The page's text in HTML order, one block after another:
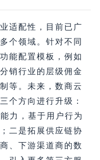
适配性，目前已广
个领域。针对不同
能配置模板，例如
销行业的层级佣金
等。未来，数商云
个方向进行升级：
力，基于用户行为
二是拓展供应链协
、下游渠道商的数